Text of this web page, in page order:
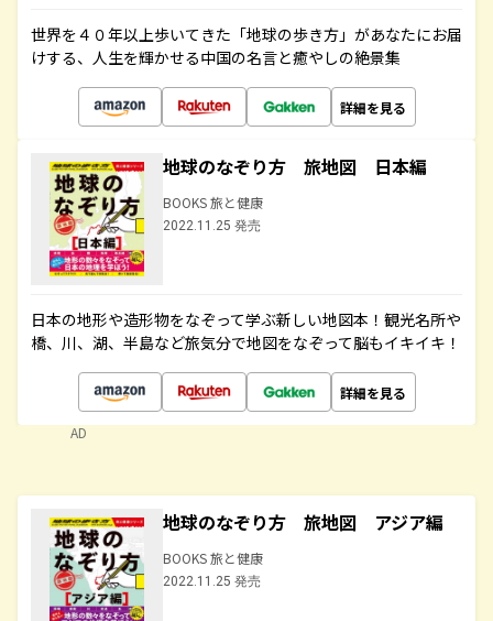
世界を４０年以上歩いてきた「地球の歩き方」があなたにお届
けする、人生を輝かせる中国の名言と癒やしの絶景集
詳細を見る
地球のなぞり方 旅地図 日本編
BOOKS 旅と健康
2022.11.25 発売
日本の地形や造形物をなぞって学ぶ新しい地図本！観光名所や
橋、川、湖、半島など旅気分で地図をなぞって脳もイキイキ！
詳細を見る
AD
地球のなぞり方 旅地図 アジア編
BOOKS 旅と健康
2022.11.25 発売